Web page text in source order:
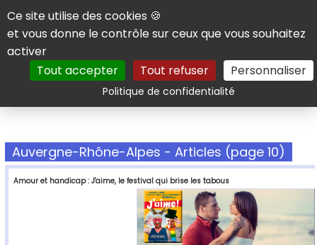
Panneau de gestion des cookies
Ce site utilise des cookies 🍪
et vous donne le contrôle sur ceux que vous souhaitez
activer
Tout accepter
Tout refuser Personnaliser
Politique de confidentialitéRechercher
Auvergne-Rhône-Alpes - Articles (page 10)
Amour et handicap : J'aime, le festival qui brise les tabous